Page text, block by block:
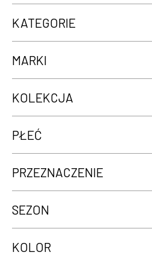
KATEGORIE
MARKI
KOLEKCJA
PŁEĆ
PRZEZNACZENIE
SEZON
KOLOR